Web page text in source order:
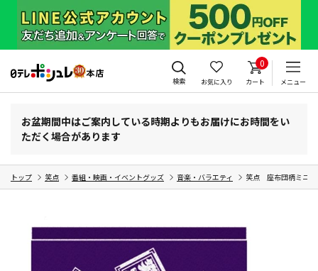
検索 お気に入り
0
カート メニュー
お盆期間中はご案内している時期よりもお届けにお時間をい
ただく場合があります
トップ 笑点 番組・映画・イベントグッズ 音楽・バラエティ 笑点 座布団柄ミニタ